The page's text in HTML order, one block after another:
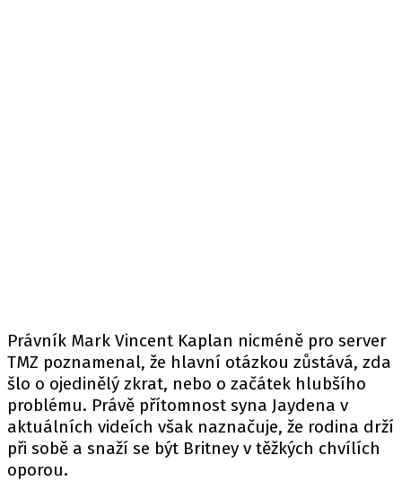
Právník Mark Vincent Kaplan nicméně pro server
TMZ poznamenal, že hlavní otázkou zůstává, zda
šlo o ojedinělý zkrat, nebo o začátek hlubšího
problému. Právě přítomnost syna Jaydena v
aktuálních videích však naznačuje, že rodina drží
při sobě a snaží se být Britney v těžkých chvílích
oporou.